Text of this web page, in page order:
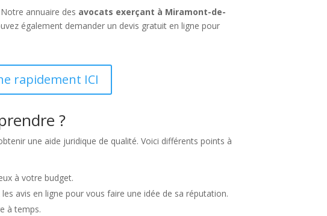
annuaire des avocats exerçant à Miramont-de-
également demander un devis gratuit en ligne pour
rapidement ICI
?
une aide juridique de qualité. Voici différents points à
à votre budget.
avis en ligne pour vous faire une idée de sa réputation.
à temps.